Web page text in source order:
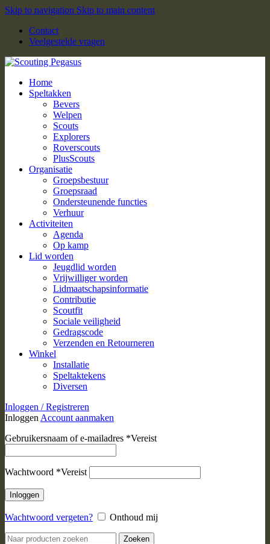
Skip to navigation Skip to main content
Contact
Veelgestelde vragen
Home
Speltakken
Bevers
Welpen
Scouts
Explorers
Roverscouts
PlusScouts
Organisatie
Groepsbestuur
Groepsraad
Ondersteunende functies
Verhuur
Activiteiten
Agenda
Op kamp
Lid worden
Jeugdlid worden
Vrijwilliger worden
Lidmaatschapsinformatie
Contributie
Scoutfit
Sociale veiligheid
Gedragscode
Verzenden en Retourneren
Winkel
Installatie
Speltaktekens
Diversen
Inloggen / Registreren
Inloggen Account aanmaken
Gebruikersnaam of e-mailadres *Vereist
Wachtwoord *Vereist
Inloggen
Wachtwoord vergeten? Onthoud mij
Zoeken